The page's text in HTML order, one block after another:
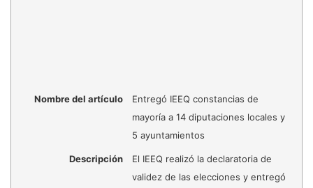
Nombre del artículo
Entregó IEEQ constancias de
mayoría a 14 diputaciones locales y
5 ayuntamientos
Descripción
El IEEQ realizó la declaratoria de
validez de las elecciones y entregó